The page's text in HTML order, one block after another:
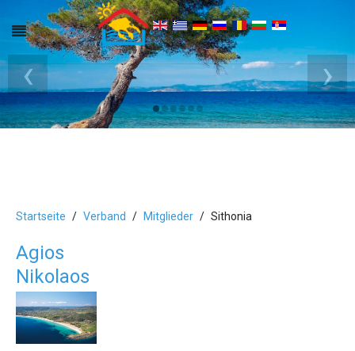
›
‹
Startseite Verband Mitglieder Sithonia
Agios
Nikolaos